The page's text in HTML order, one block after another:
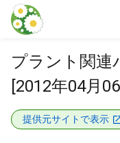
本文に飛ぶ
プラント関連
[2012年04月
提供元サイトで表示